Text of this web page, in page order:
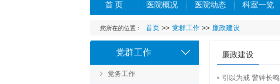
首 页 医院概况 医院动态 科室一览
您所在的位置： 首页 >> 党群工作 >> 廉政建设
党群工作
党务工作
廉政建设
引以为戒 警钟长鸣